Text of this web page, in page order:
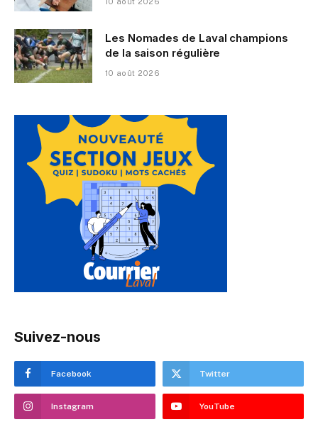
Les Nomades de Laval champions
de la saison régulière
10 août 2026
Suivez-nous
Facebook Twitter
Instagram YouTube